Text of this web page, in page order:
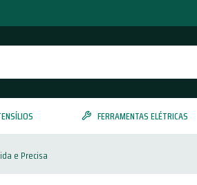
FERRAMENTAS ELÉTRICAS
e Precisa